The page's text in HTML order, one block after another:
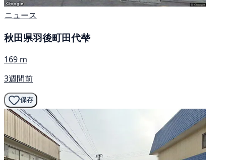
ニュース
秋田県羽後町田代梺
169 m
3週間前
保存